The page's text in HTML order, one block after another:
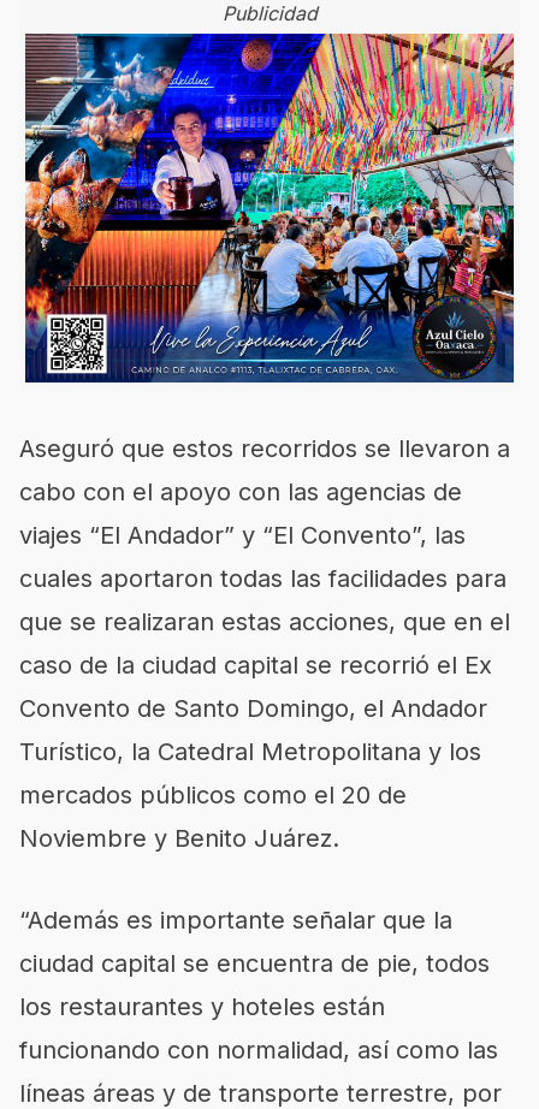
Publicidad
Aseguró que estos recorridos se llevaron a
cabo con el apoyo con las agencias de
viajes “El Andador” y “El Convento”, las
cuales aportaron todas las facilidades para
que se realizaran estas acciones, que en el
caso de la ciudad capital se recorrió el Ex
Convento de Santo Domingo, el Andador
Turístico, la Catedral Metropolitana y los
mercados públicos como el 20 de
Noviembre y Benito Juárez.
“Además es importante señalar que la
ciudad capital se encuentra de pie, todos
los restaurantes y hoteles están
funcionando con normalidad, así como las
líneas áreas y de transporte terrestre, por